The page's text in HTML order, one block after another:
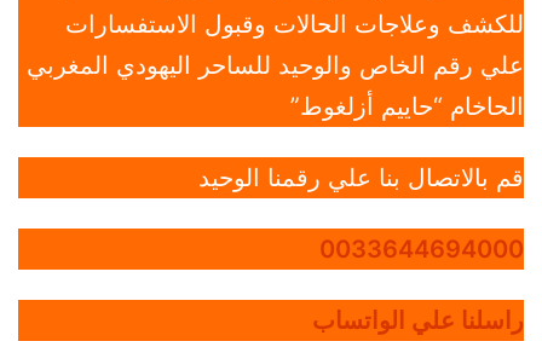
للكشف وعلاجات الحالات وقبول الاستفسارات
علي رقم الخاص والوحيد للساحر اليهودي المغربي
الحاخام “حاييم أزلغوط”
قم بالاتصال بنا علي رقمنا الوحيد
0033644694000
راسلنا علي الواتساب